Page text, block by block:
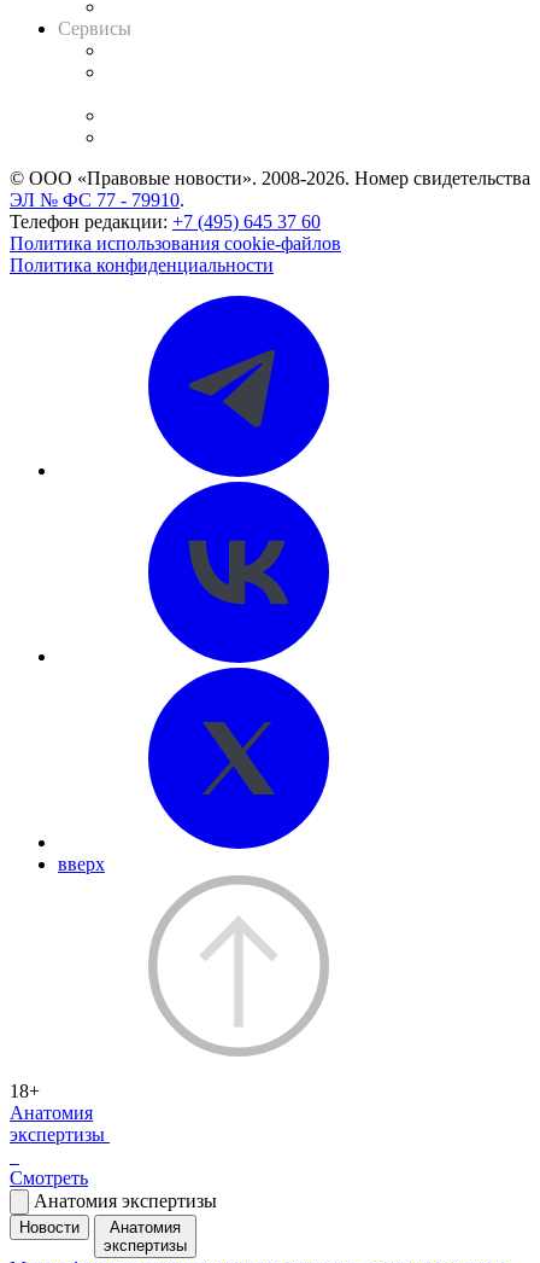
Сервисы
© ООО «Правовые новости». 2008-2026. Номер свидетельства
ЭЛ № ФС 77 - 79910.
Телефон редакции: +7 (495) 645 37 60
Политика использования cookie-файлов
Политика конфиденциальности
вверх
18+
Анатомия
экспертизы
Смотреть
Анатомия экспертизы
Новости
Анатомия
экспертизы